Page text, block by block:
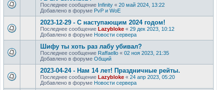
Последнее сообщение Infinity « 20 май 2024, 13:22
Добавлено в форуме PvP и WoE
2023-12-29 - С наступающим 2024 годом!
Последнее сообщение Lazybloke « 29 дек 2023, 10:12
Добавлено в форуме Новости сервера
Шифу ты хоть раз лабу убивал?
Последнее сообщение Raffaello « 02 ноя 2023, 21:35
Добавлено в форуме Общий
2023-04-24 - Нам 14 лет! Праздничные рейты.
Последнее сообщение Lazybloke « 24 апр 2023, 05:20
Добавлено в форуме Новости сервера